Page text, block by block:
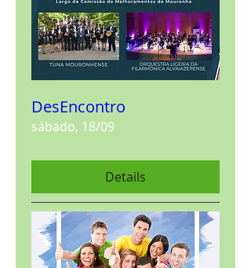
DesEncontro
sábado, 18/09
Details